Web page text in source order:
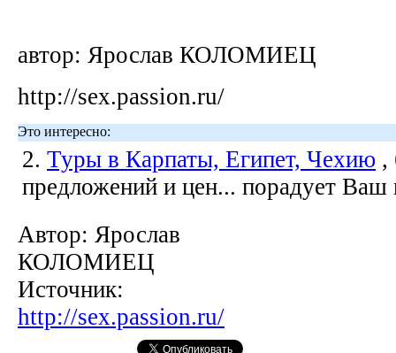
автор: Ярослав КОЛОМИЕЦ
http://sex.passion.ru/
Это интересно:
2. Туры в Карпаты, Египет, Чехию ,
предложений и цен... порадует Ваш
Автор: Ярослав
КОЛОМИЕЦ
Источник:
http://sex.passion.ru/